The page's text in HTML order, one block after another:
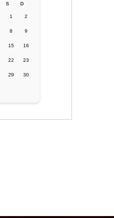
S D
1 2
8 9
15 16
22 23
29 30